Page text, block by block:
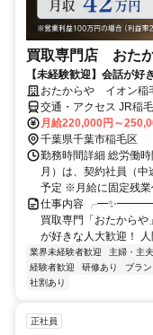
買取専門店 おた
【未経験歓迎】会話が
おたからや イオン稲
交通・アクセス JR稲
月給220,000円～
千葉県千葉市稲毛区
勤務時間詳細 総労働
月）は、契約社員（
予定 ※月給に固定残業
仕事内容
買取専門「おたか
が好きな人大歓迎！
業界未経験者歓迎 主婦・主
経験者歓迎
研修あり ブラ
社割あり
正社員